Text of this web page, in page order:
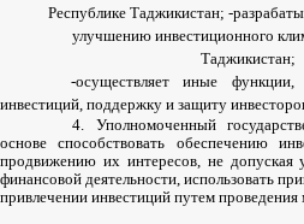
Республике Таджикистан; -
улучшению инвестиционного
Таджикистан;
-осуществляет иные функции
инвестиций поддержку и защиту
4. Уполномоченный
основе
способствовать обеспечению
продвижению их интересов, не допуская
финансовой деятельности ,использовать
привлечении инвестиций путем проведения